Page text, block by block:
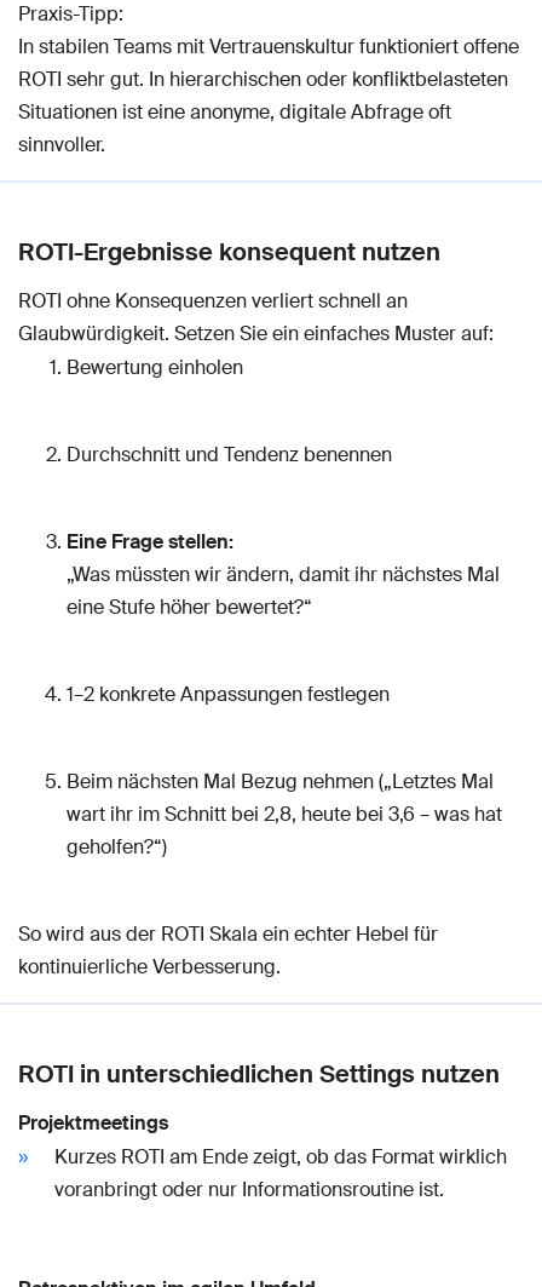
Praxis-Tipp:
In stabilen Teams mit Vertrauenskultur funktioniert offene
ROTI sehr gut. In hierarchischen oder konfliktbelasteten
Situationen ist eine anonyme, digitale Abfrage oft
sinnvoller.
ROTI-Ergebnisse konsequent nutzen
ROTI ohne Konsequenzen verliert schnell an
Glaubwürdigkeit. Setzen Sie ein einfaches Muster auf:
Bewertung einholen
Durchschnitt und Tendenz benennen
Eine Frage stellen:
„Was müssten wir ändern, damit ihr nächstes Mal
eine Stufe höher bewertet?“
1–2 konkrete Anpassungen festlegen
Beim nächsten Mal Bezug nehmen („Letztes Mal
wart ihr im Schnitt bei 2,8, heute bei 3,6 – was hat
geholfen?“)
So wird aus der ROTI Skala ein echter Hebel für
kontinuierliche Verbesserung.
ROTI in unterschiedlichen Settings nutzen
Projektmeetings
Kurzes ROTI am Ende zeigt, ob das Format wirklich
voranbringt oder nur Informationsroutine ist.